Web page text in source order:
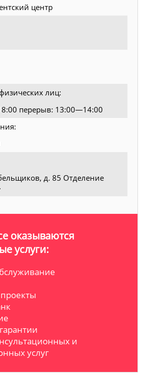
центр
лиц:
перерыв: 13:00—14:00
д. 85 Отделение
оказываются
услуги:
и
услуг